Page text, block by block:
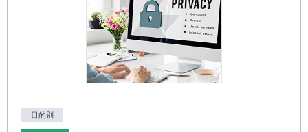
目的別